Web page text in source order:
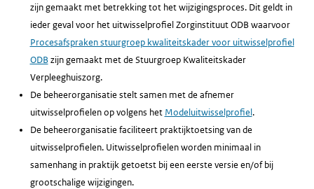
zijn gemaakt met betrekking tot het wijzigingsproces. Dit geldt in
ieder geval voor het uitwisselprofiel Zorginstituut ODB waarvoor
Procesafspraken stuurgroep kwaliteitskader voor uitwisselprofiel
ODBzijn gemaakt met de Stuurgroep Kwaliteitskader
Verpleeghuiszorg.
De beheerorganisatie stelt samen met de afnemer
uitwisselprofielen op volgens het Modeluitwisselprofiel.
De beheerorganisatie faciliteert praktijktoetsing van de
uitwisselprofielen. Uitwisselprofielen worden minimaal in
samenhang in praktijk getoetst bij een eerste versie en/of bij
grootschalige wijzigingen.